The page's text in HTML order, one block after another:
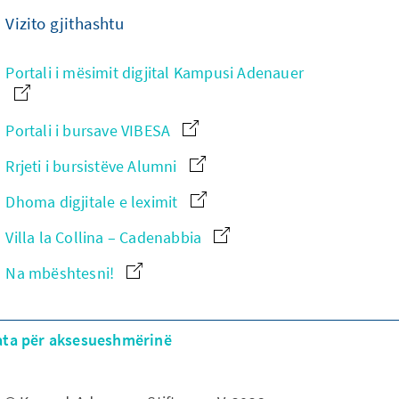
Vizito gjithashtu
Portali i mësimit digjital Kampusi Adenauer
Portali i bursave VIBESA
Rrjeti i bursistëve Alumni
Dhoma digjitale e leximit
Villa la Collina – Cadenabbia
Na mbështesni!
për aksesueshmërinë